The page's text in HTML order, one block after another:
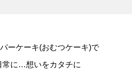
ーケーキ(おむつケーキ)で
常に…想いをカタチに